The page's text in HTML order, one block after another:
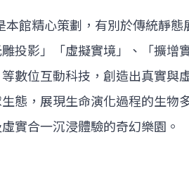
館精心策劃，有別於傳統靜態
投影」「虛擬實境」、「擴增
數位互動科技，創造出真實與
態，展現生命演化過程的生物
實合一沉浸體驗的奇幻樂園。